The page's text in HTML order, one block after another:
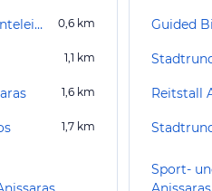
Orthodoxe Kirche St. Panteleimon 0,6 km
1,1 km
1,6 km
1,7 km
Guided
Reitstall
Sport-